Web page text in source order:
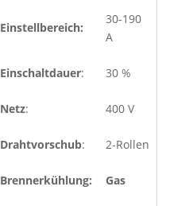
Einstellbereich:
30-190
A
Einschaltdauer: 30 %
Netz: 400 V
Drahtvorschub: 2-Rollen
Brennerkühlung: Gas